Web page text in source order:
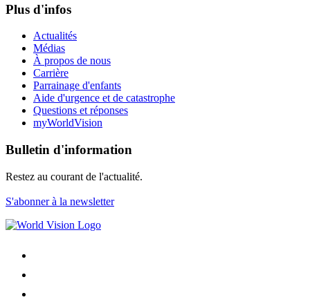
Plus d'infos
Actualités
Médias
À propos de nous
Carrière
Parrainage d'enfants
Aide d'urgence et de catastrophe
Questions et réponses
myWorldVision
Bulletin d'information
Restez au courant de l'actualité.
S'abonner à la newsletter